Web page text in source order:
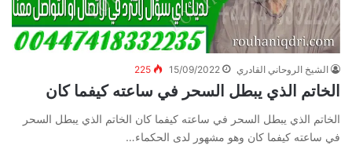
الشيخ الروحاني القادري 15/09/2022
225
الخاتم الذي يبطل السحر في ساعته كيفما كان
الخاتم الذي يبطل السحر في ساعته كيفما كان الخاتم الذي يبطل السحر
في ساعته كيفما كان وهو مشهور لدى الحكماء…